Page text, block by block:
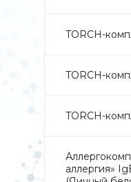
TORCH-
TORCH-
TORCH-
аллергия»